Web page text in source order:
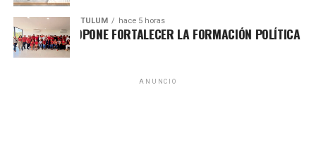
Villegas sostuvo que México debe transitar de acciones
aisladas a una política permanente de recuperación
comunidades, universidades y sociedad civil. Recordó que
TULUM hace 5 horas
ALDAY PROPONE FORTALECER LA FORMACIÓN POLÍTICA CON
ANUNCIO